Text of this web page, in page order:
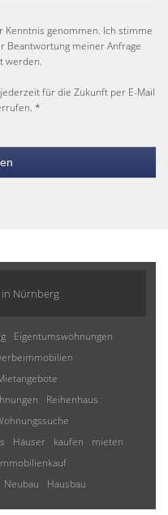
Kenntnis genommen. Ich stimme
Beantwortung meiner Anfrage
werden.
für die Zukunft per E-Mail
*
Nürnberg
Eigentumswohnungen
Reihenhaus
Häuser kaufen
mieten
Neubau Hausbau